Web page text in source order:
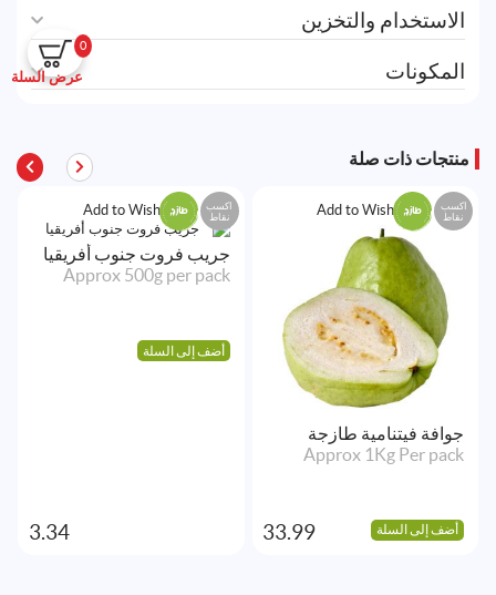
0
عرض السلة
الاستخدام والتخزين
المكونات
منتجات ذات صلة
Add to Wishlist
اكسب
نقاط
جوافة فيتنامية طازجة
Approx 1Kg Per pack
أضف إلى السلة 33.99
Add to Wishlist
اكسب
نقاط
جريب فروت جنوب أفريقيا
Approx 500g per pack
أضف إلى السلة
3.34